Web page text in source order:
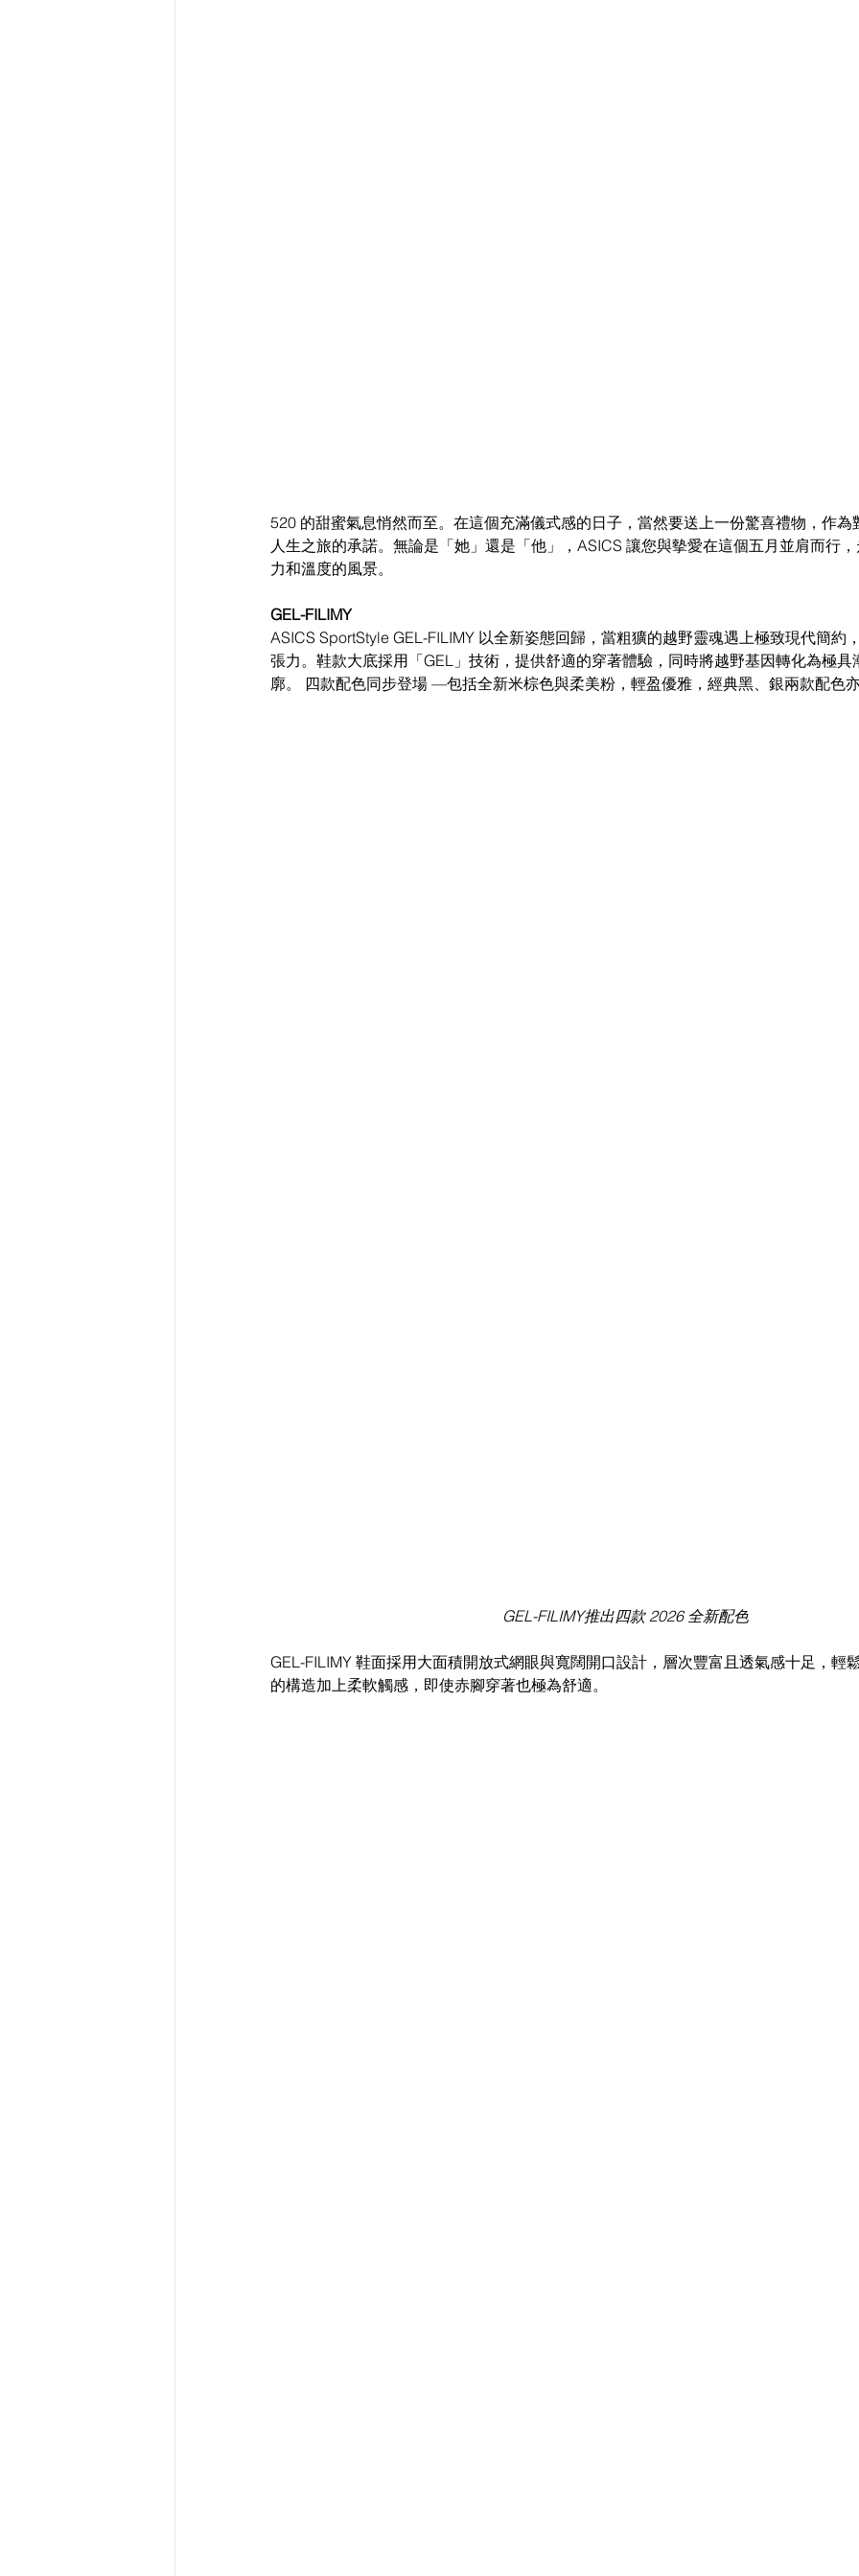
520 的甜蜜氣息悄然而至。在這個充滿儀式感的日子，當然要送上一份驚喜禮物，作為
人生之旅的承諾。無論是「她」還是「他」，ASICS 讓您與摰愛在這個五月並肩而行
力和溫度的風景。
GEL-FILIMY
ASICS SportStyle GEL-FILIMY 以全新姿態回歸，當粗獷的越野靈魂遇上極致現代簡約
張力。鞋款大底採用「GEL」技術，提供舒適的穿著體驗，同時將越野基因轉化為極具
廓。 四款配色同步登場 —包括全新米棕色與柔美粉，輕盈優雅，經典黑、銀兩款配色
GEL-FILIMY推出四款 2026 全新配色
GEL-FILIMY 鞋面採用大面積開放式網眼與寬闊開口設計，層次豐富且透氣感十足，輕
的構造加上柔軟觸感，即使赤腳穿著也極為舒適。